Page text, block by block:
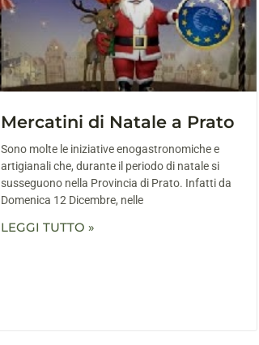
Mercatini di Natale a Prato
Sono molte le iniziative enogastronomiche e
artigianali che, durante il periodo di natale si
susseguono nella Provincia di Prato. Infatti da
Domenica 12 Dicembre, nelle
LEGGI TUTTO »